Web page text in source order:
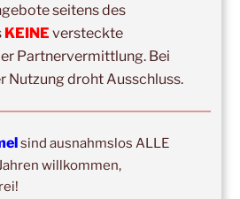
seitens des
KEINE versteckte
Partnervermittlung. Bei
Nutzung droht Ausschluss.
sind ausnahmslos ALLE
willkommen,